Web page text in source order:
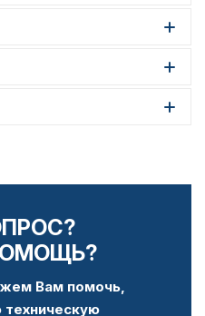
Вам помочь,
техническую